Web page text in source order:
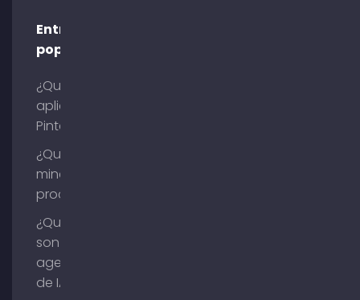
Entradas
populares
¿Qué es la
aplicación
Pinterest?
¿Qué es la
minería de
procesos?
¿Qué
son los
agentes
de IA?